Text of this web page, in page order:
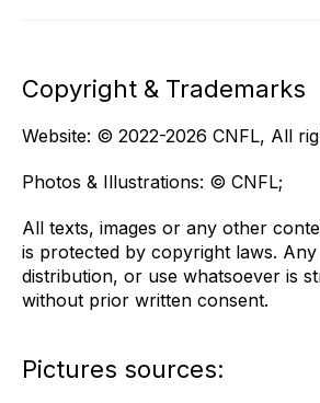
Copyright & Trademarks
Website: © 2022-2026 CNFL, All
Photos & Illustrations: © CNFL;
All texts, images or any other
is protected by copyright laws.
distribution, or use whatsoever is
without prior written consent.
Pictures sources: